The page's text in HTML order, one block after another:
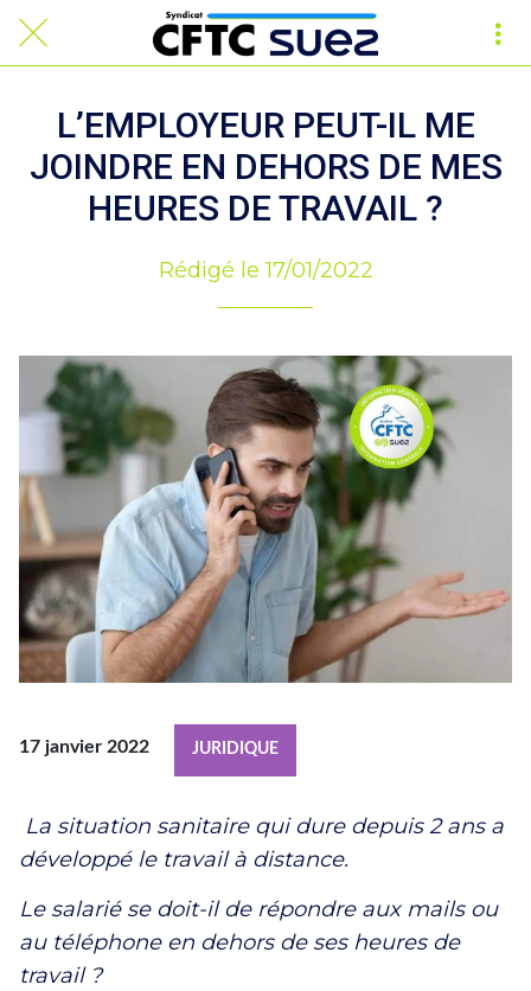
L’EMPLOYEUR PEUT-IL ME
JOINDRE EN DEHORS DE MES
HEURES DE TRAVAIL ?
Rédigé le 17/01/2022
17 janvier 2022 JURIDIQUE
La situation sanitaire qui dure depuis 2 ans a
développé le travail à distance.
Le salarié se doit-il de répondre aux mails ou
au téléphone en dehors de ses heures de
travail ?